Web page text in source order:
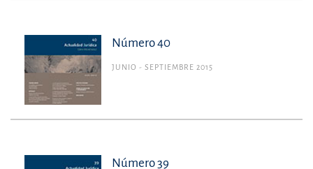
Número 40
JUNIO - SEPTIEMBRE 2015
Número 39